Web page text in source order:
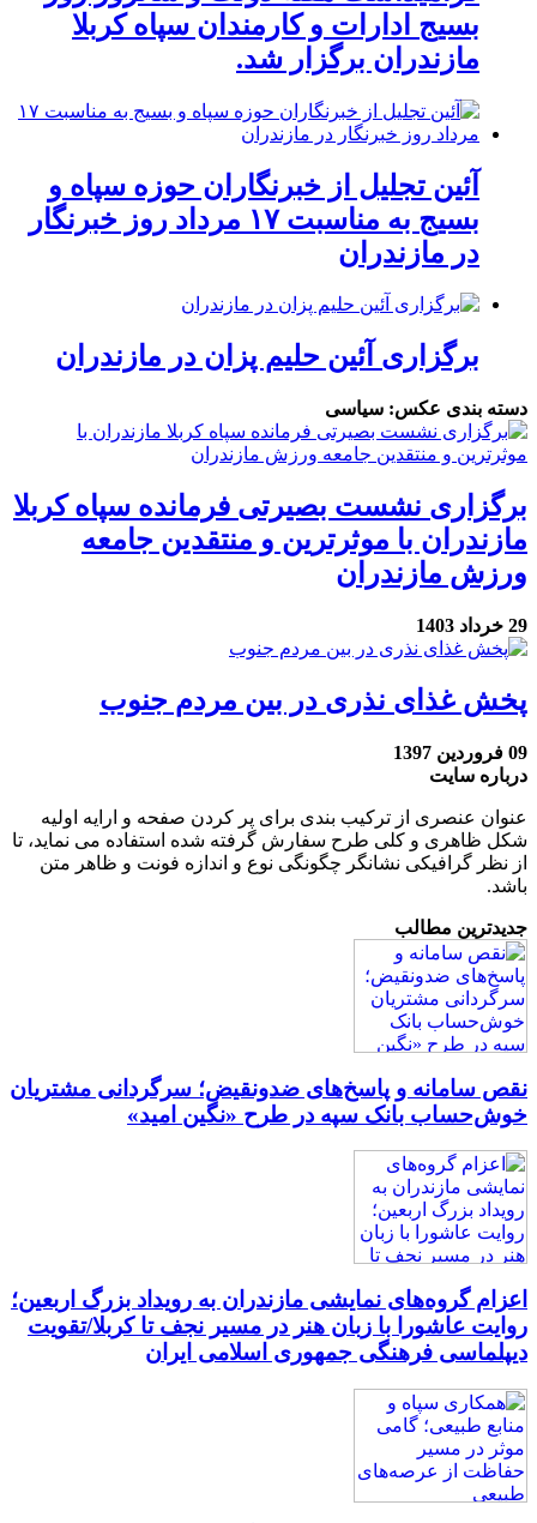
بسیج ادارات و کارمندان سپاه کربلا
مازندران برگزار شد.
آئین تجلیل از خبرنگاران حوزه سپاه و
بسیج به مناسبت ۱۷ مرداد روز خبرنگار
در مازندران
برگزاری آئین حلیم پزان در مازندران
دسته بندی عکس: سیاسی
برگزاری نشست بصیرتی فرمانده سپاه کربلا
مازندران با موثرترین و منتقدین جامعه
ورزش مازندران
29 خرداد 1403
پخش غذای نذری در بین مردم جنوب
09 فروردین 1397
درباره سایت
عنوان عنصری از ترکیب بندی برای پر کردن صفحه و ارایه اولیه
شکل ظاهری و کلی طرح سفارش گرفته شده استفاده می نماید، تا
از نظر گرافیکی نشانگر چگونگی نوع و اندازه فونت و ظاهر متن
باشد.
جدیدترین مطالب
نقص سامانه و پاسخ‌های ضدونقیض؛ سرگردانی مشتریان
خوش‌حساب بانک سپه در طرح «نگین امید»
اعزام گروه‌های نمایشی مازندران به رویداد بزرگ اربعین؛
روایت عاشورا با زبان هنر در مسیر نجف تا کربلا/تقویت
دیپلماسی فرهنگی جمهوری اسلامی ایران